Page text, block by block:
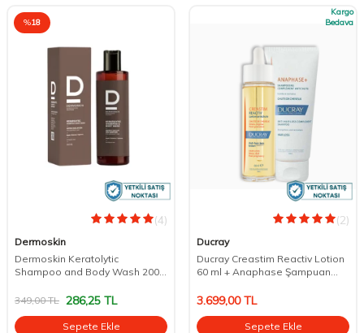
%18
(4)
Dermoskin
Dermoskin Keratolytic
Shampoo and Body Wash 200
349,00TL 286,25 TL
Sepete Ekle
Kargo
Bedava
(2)
Ducray
Ducray Creastim Reactiv Lotion
60 ml + Anaphase Şampuan
3.699,00TL
Sepete Ekle